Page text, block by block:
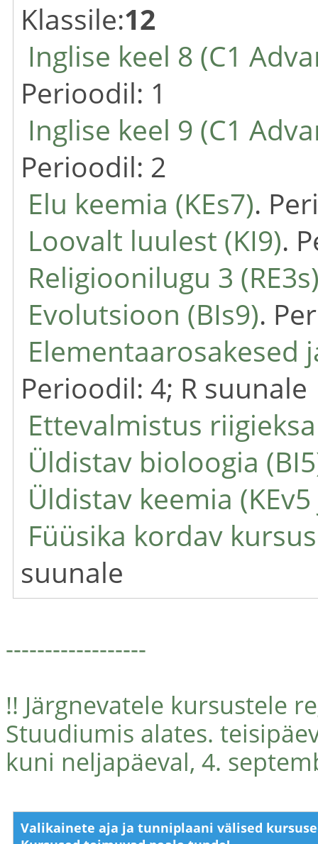
Klassile:12
Inglise keel 8 (C1
Perioodil: 1
Inglise keel 9 (C1
Perioodil: 2
Elu keemia (KEs7).
Loovalt luulest (KI9).
Religioonilugu 3
Evolutsioon (BIs9).
Elementaarosakesed
Perioodil: 4; R suunale
Ettevalmistus
Üldistav bioloogia
Üldistav keemia (KEv5
Füüsika kordav
suunale
------------------
!! Järgnevatele kursustele
Stuudiumis alates.
kuni neljapäeval, 4.
Valikainete aja ja tunniplaani välised